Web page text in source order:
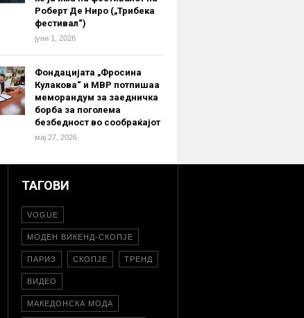
Роберт Де Ниро („Трибека
фестивал“)
јуни 1, 2026
Фондацијата „Фросина
Кулакова“ и МВР потпишаа
меморандум за заедничка
борба за поголема
безбедност во сообраќајот
мај 27, 2026
ТАГОВИ
VOGUE
МОДЕН ВИКЕНД-СКОПЈЕ
ПАРИЗ СКОПЈЕ ТРЕНД
ВИДЕО
МАКЕДОНСКА МОДА